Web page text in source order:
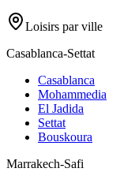
Loisirs par ville
Casablanca-Settat
Casablanca
Mohammedia
El Jadida
Settat
Bouskoura
Marrakech-Safi